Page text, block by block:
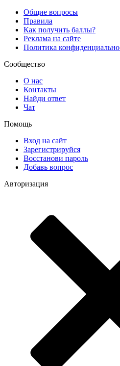
Общие вопросы
Правила
Как получить баллы?
Реклама на сайте
Политика
Сообщество
О нас
Контакты
Найди ответ
Чат
Помощь
Вход на сайт
Зарегистрируйся
Восстанови пароль
Добавь вопрос
Авторизация